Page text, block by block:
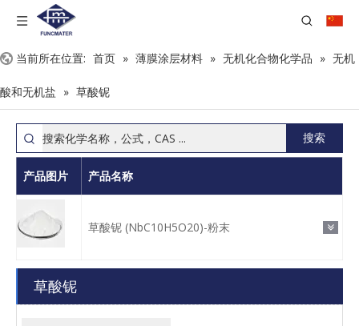
当前所在位置: 首页 » 薄膜涂层材料 » 无机化合物化学品 » 无机
酸和无机盐 » 草酸铌
搜索
产品图片 产品名称
草酸铌 (NbC10H5O20)-粉末
草酸铌